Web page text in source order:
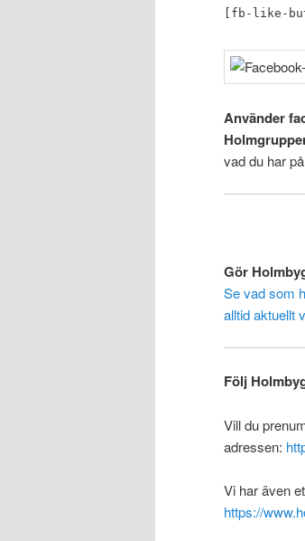
[fb-like-
Använder
vad du har
Gör
Se vad som
alltid aktuellt
Följ
Vill du
adressen:
Vi har även
https://